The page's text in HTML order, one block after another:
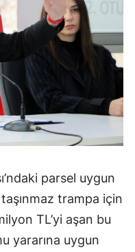
parsel uygun
trampa için
TL’yi aşan bu
yararına uygun